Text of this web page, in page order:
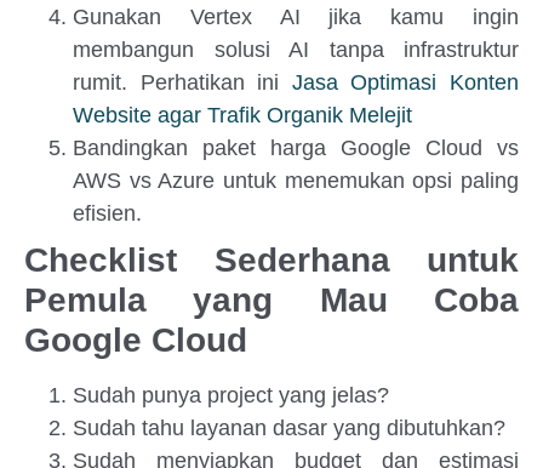
Gunakan Vertex AI jika kamu ingin
membangun solusi AI tanpa infrastruktur
rumit. Perhatikan ini Jasa Optimasi Konten
Website agar Trafik Organik Melejit
Bandingkan paket harga Google Cloud vs
AWS vs Azure untuk menemukan opsi paling
efisien.
Checklist Sederhana untuk
Pemula yang Mau Coba
Google Cloud
Sudah punya project yang jelas?
Sudah tahu layanan dasar yang dibutuhkan?
Sudah menyiapkan budget dan estimasi